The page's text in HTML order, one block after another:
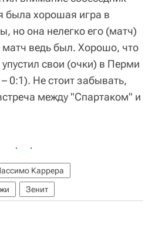
была хорошая игра в
но она нелегко его (матч)
ведь был. Хорошо, что
свои (очки) в Перми
0:1). Не стоит забывать,
между "Спартаком" и
Каррера
Зенит